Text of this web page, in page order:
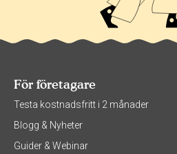
För företagare
Testa kostnadsfritt i 2 månader
Blogg & Nyheter
Guider & Webinar